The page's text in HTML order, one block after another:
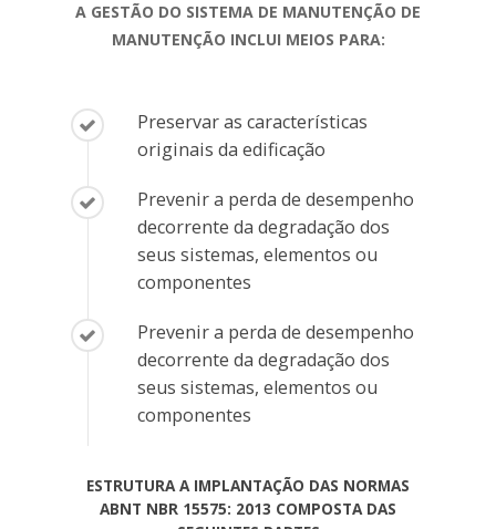
A GESTÃO DO SISTEMA DE MANUTENÇÃO DE
MANUTENÇÃO INCLUI MEIOS PARA:
Preservar as características
originais da edificação
Prevenir a perda de desempenho
decorrente da degradação dos
seus sistemas, elementos ou
componentes
Prevenir a perda de desempenho
decorrente da degradação dos
seus sistemas, elementos ou
componentes
ESTRUTURA A IMPLANTAÇÃO DAS NORMAS
ABNT NBR 15575: 2013 COMPOSTA DAS